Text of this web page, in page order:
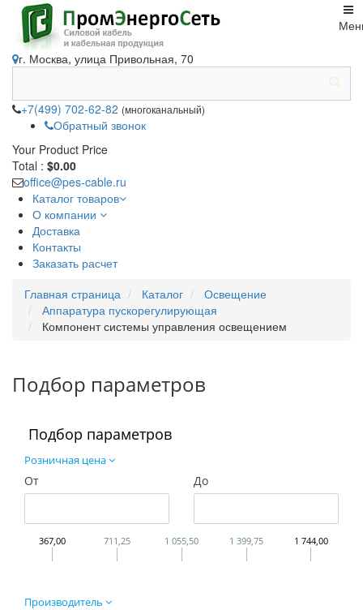
г. Москва, улица Привольная, 70
+7(499) 702-62-82 (многоканальный)
Обратный звонок
Your Product Price
Total : $0.00
office@pes-cable.ru
Каталог товаров
О компании
Доставка
Контакты
Заказать расчет
Главная страница Каталог
Освещение
Аппаратура пускорегулирующая
Компонент системы управления освещением
Подбор параметров
Подбор параметров
Розничная цена
От До
367,00 711,25 1 055,50 1 399,75 1 744,00
Производитель